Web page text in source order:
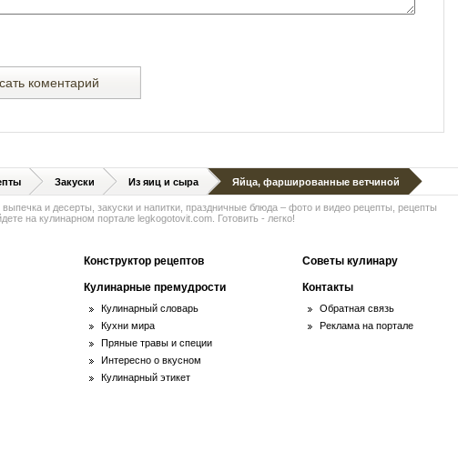
коментарий
Закуски Из яиц и сыра Яйца, фаршированные ветчиной
и десерты, закуски и напитки, праздничные блюда – фото и видео рецепты, рецепты
на кулинарном портале legkogotovit.com. Готовить - легко!
Конструктор рецептов
Кулинарные премудрости
Кулинарный словарь
Кухни мира
Пряные травы и специи
Интересно о вкусном
Кулинарный этикет
Советы кулинару
Контакты
Обратная связь
Реклама на портале